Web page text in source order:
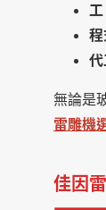
工
程
代
無論是
雷雕機
佳因